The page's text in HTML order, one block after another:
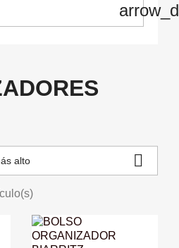
alto 